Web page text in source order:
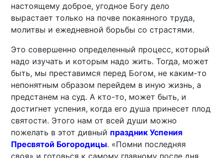
настоящему доброе, угодное Богу дело
вырастает только на почве покаянного труда,
молитвы и ежедневной борьбы со страстями.
Это совершенно определенный процесс, который
надо изучать и которым надо жить. Тогда, может
быть, мы преставимся перед Богом, не каким-то
непонятным образом перейдем в иную жизнь, а
предстанем на суд. А кто-то, может быть, и
достигнет успения, когда его душа принесет плод
святости. Этого нам от всей души можно
пожелать в этот дивный праздник Успения
Пресвятой Богородицы. «Помни последняя